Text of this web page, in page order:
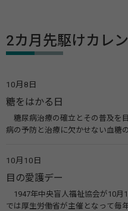
2カ月先駆けカレ
10月8日
糖をはかる日
糖尿病治療の確立とその普及を
病の予防と治療に欠かせない血糖
療研究会） 糖尿病ネットワーク
10月10日
目の愛護デー
1947年中央盲人福祉協会が10月
では厚生労働省が主催となって毎